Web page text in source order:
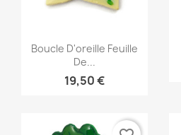
Aperçu rapide
Boucle D'oreille Feuille
De...
19,50 €